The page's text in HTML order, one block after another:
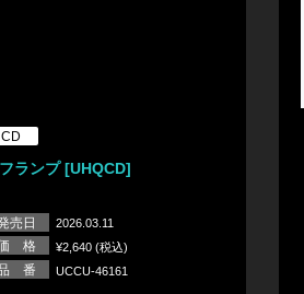
CD
ランプ [UHQCD]
売日 2026.03.11
格 ¥2,640 (税込)
番 UCCU-46161